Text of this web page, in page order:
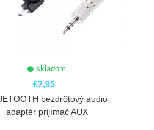
skladom
€7,95
bezdrôtový audio
adaptér prijímač AUX